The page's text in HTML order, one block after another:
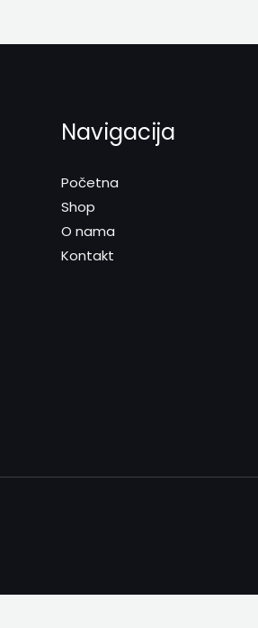
Navigacija
Početna
Shop
O nama
Kontakt